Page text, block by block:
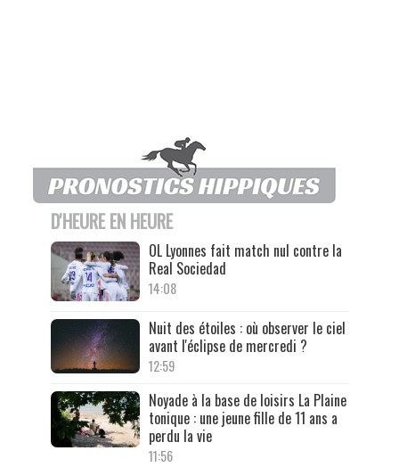
D'HEURE EN HEURE
OL Lyonnes fait match nul contre la
Real Sociedad
14:08
Nuit des étoiles : où observer le ciel
avant l'éclipse de mercredi ?
12:59
Noyade à la base de loisirs La Plaine
tonique : une jeune fille de 11 ans a
perdu la vie
11:56